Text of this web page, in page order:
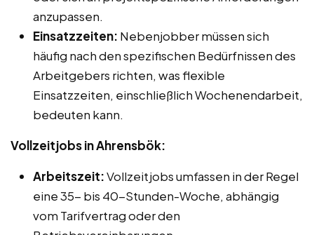
anzupassen.
Einsatzzeiten: Nebenjobber müssen sich
häufig nach den spezifischen Bedürfnissen des
Arbeitgebers richten, was flexible
Einsatzzeiten, einschließlich Wochenendarbeit,
bedeuten kann.
Vollzeitjobs in Ahrensbök:
Arbeitszeit:Vollzeitjobs umfassen in der Regel
eine 35- bis 40-Stunden-Woche, abhängig
vom Tarifvertrag oder den